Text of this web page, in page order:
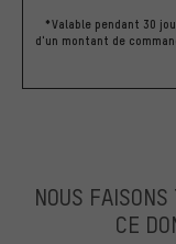
*Valable pendant 30
d'un montant de
NOUS
CE